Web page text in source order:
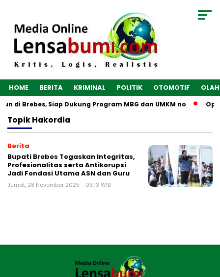
HOME BERITA KRIMINAL POLITIK OTOMOTIF
di Brebes, Siap Dukung Program MBG dan UMKM no
TopikHakordia
Berita
Bupati Brebes Tegaskan Integritas,
Profesionalitas serta Antikorupsi
Jadi Fondasi Utama ASN dan Guru
Jumat, 28 November 2025 - 03:13 WIB